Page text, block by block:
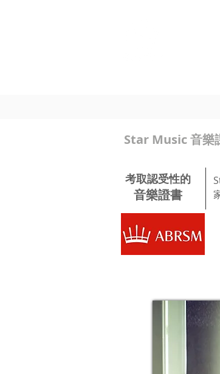
Star Music 音樂
考取認受性的
音樂證書